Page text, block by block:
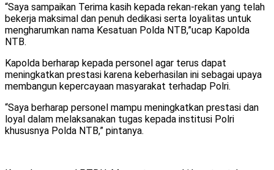
“Saya sampaikan Terima kasih kepada rekan-rekan yang telah
bekerja maksimal dan penuh dedikasi serta loyalitas untuk
mengharumkan nama Kesatuan Polda NTB,”ucap Kapolda
NTB.
Kapolda berharap kepada personel agar terus dapat
meningkatkan prestasi karena keberhasilan ini sebagai upaya
membangun kepercayaan masyarakat terhadap Polri.
“Saya berharap personel mampu meningkatkan prestasi dan
loyal dalam melaksanakan tugas kepada institusi Polri
khususnya Polda NTB,” pintanya.